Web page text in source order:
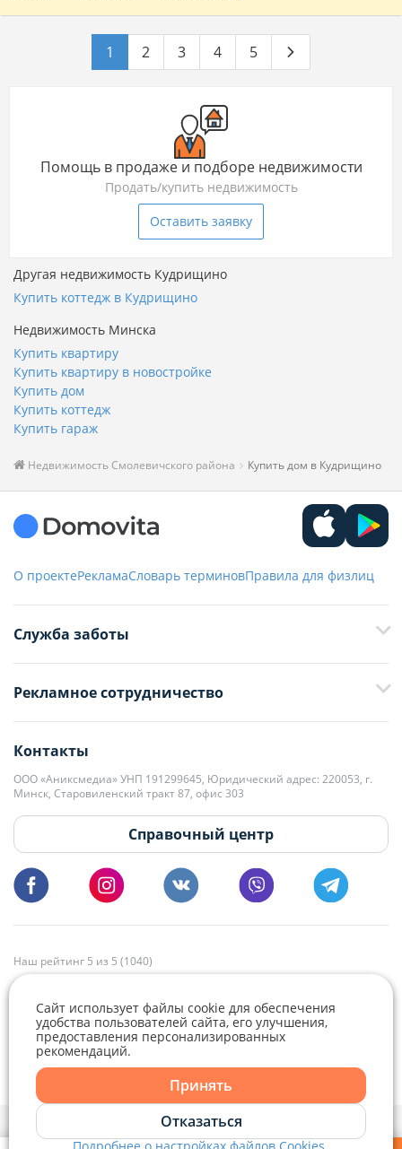
Telegram
1 2 3 4 5
Помощь в продаже и подборе недвижимости
Продать/купить недвижимость
Оставить заявку
Другая недвижимость Кудрищино
Купить коттедж в Кудрищино
Недвижимость Минска
Купить квартиру
Купить квартиру в новостройке
Купить дом
Купить коттедж
Купить гараж
Недвижимость Смолевичского района Купить дом в Кудрищино
О проектеРекламаСловарь терминовПравила для физлиц
Служба заботы
+375 33 376-13-70
editor@domovita.by
Мы принимаем звонки и отвечаем на письма в будние дни с 9:00 до
18:00.
Рекламное сотрудничество
kb@domovita.by
+375 29 179-11-28 Владислав Гладченко
vg@domovita.by
Пишите и звоните нам в будние дни с 8:00 до 20:00.
Контакты
ООО «Аниксмедиа» УНП 191299645, Юридический адрес: 220053, г.
Минск, Старовиленский тракт 87, офис 303
Справочный центр
Наш рейтинг 5 из 5 (1040)
Политика конфиденциальности,
Политика обработки файлов cookieиВыбор настроек Cookie
Сайт использует файлы cookie для обеспечения
удобства пользователей сайта, его улучшения,
предоставления персонализированных
рекомендаций.
Принять
Отказаться